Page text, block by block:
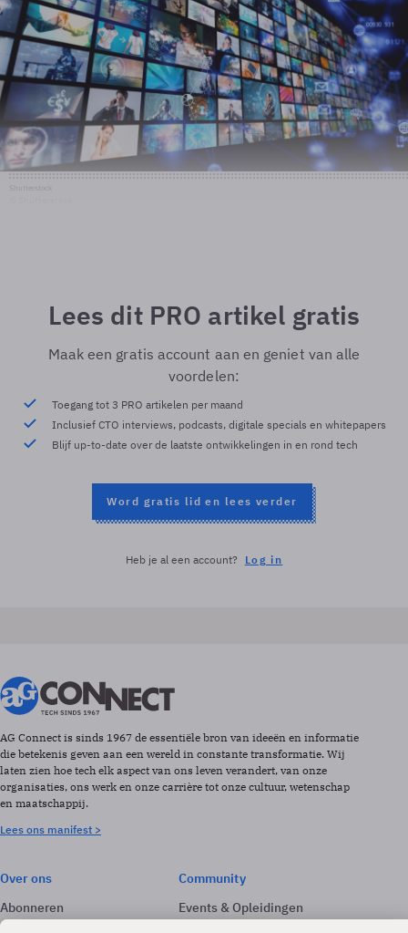
Lees dit PRO artikel gratis
Maak een gratis account aan en geniet van alle
voordelen:
Toegang tot 3 PRO artikelen per maand
Inclusief CTO interviews, podcasts, digitale specials en whitepapers
Blijf up-to-date over de laatste ontwikkelingen in en rond tech
Word gratis lid en lees verder
Heb je al een account? Log in
AG Connect is sinds 1967 de essentiële bron van ideeën en informatie
die betekenis geven aan een wereld in constante transformatie. Wij
laten zien hoe tech elk aspect van ons leven verandert, van onze
organisaties, ons werk en onze carrière tot onze cultuur, wetenschap
en maatschappij.
Lees ons manifest >
Over ons
Abonneren
Adverteren
Community
Events & Opleidingen